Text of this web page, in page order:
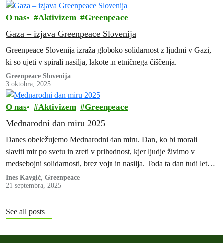
O nas Aktivizem Greenpeace
Gaza – izjava Greenpeace Slovenija
Greenpeace Slovenija izraža globoko solidarnost z ljudmi v Gazi,
ki so ujeti v spirali nasilja, lakote in etničnega čiščenja.
Greenpeace Slovenija
3 oktobra, 2025
O nas Aktivizem Greenpeace
Mednarodni dan miru 2025
Danes obeležujemo Mednarodni dan miru. Dan, ko bi morali
slaviti mir po svetu in zreti v prihodnost, kjer ljudje živimo v
medsebojni solidarnosti, brez vojn in nasilja. Toda ta dan tudi letos
prihaja v času, ko je mir daleč od resničnosti.
Ines Kavgić, Greenpeace
21 septembra, 2025
See all posts